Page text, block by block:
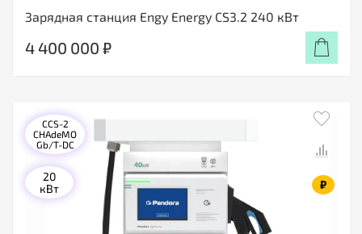
Зарядная станция Engy Energy CS3.2 240 кВт
4 400 000 ₽
₽
CCS-2
CHAdeMO
Gb/T-DC
20
кВт